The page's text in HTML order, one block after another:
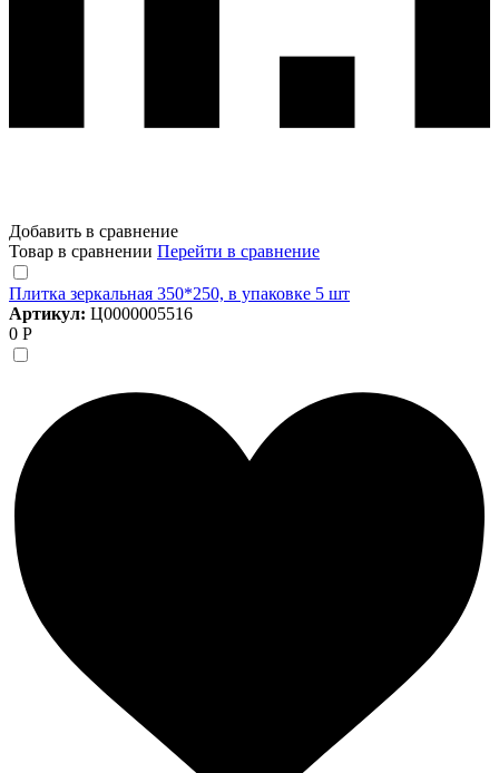
Добавить в сравнение
Товар в сравнении Перейти в сравнение
Плитка зеркальная 350*250, в упаковке 5 шт
Артикул: Ц0000005516
0 Р